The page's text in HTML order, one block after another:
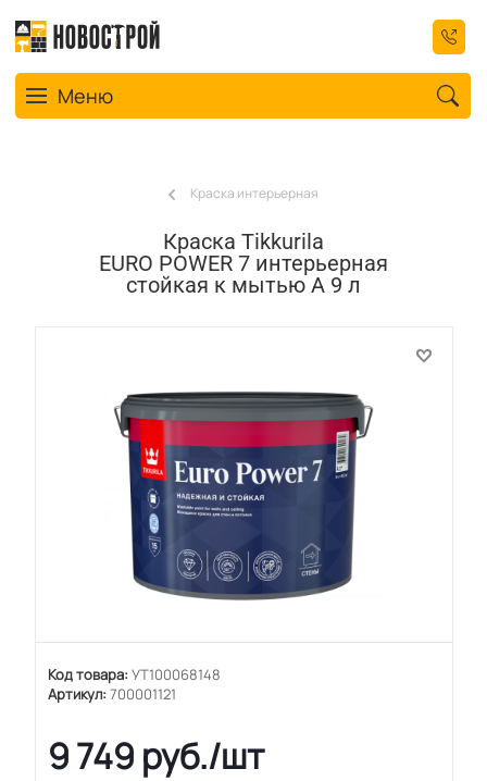
Toggle navigation
Меню
Краска интерьерная
Краска Tikkurila
EURO POWER 7 интерьерная
стойкая к мытью A 9 л
Код товара: УТ100068148
Артикул: 700001121
9 749 руб./шт